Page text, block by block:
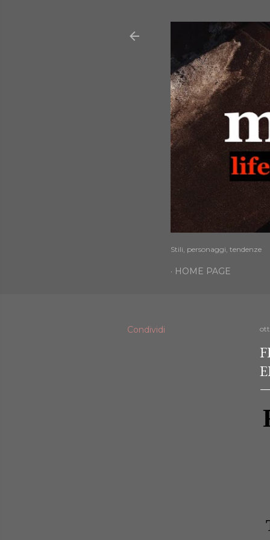
Stili, personaggi, tendenze
HOME PAGE
Condividi